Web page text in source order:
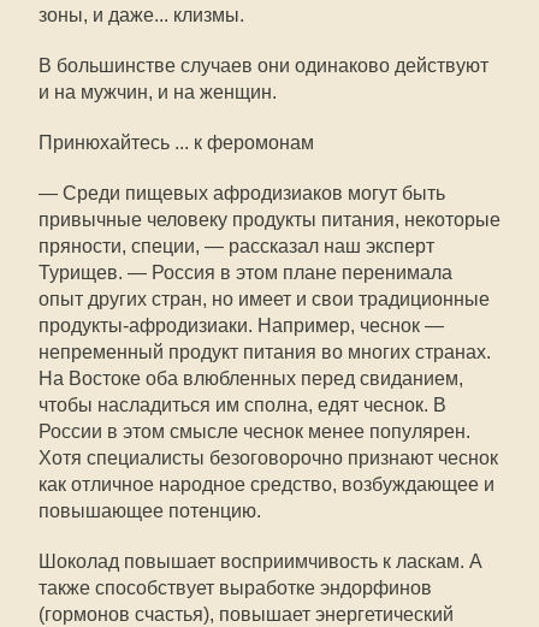
зоны, и даже... клизмы.
В большинстве случаев они одинаково действуют
и на мужчин, и на женщин.
Принюхайтесь ... к феромонам
— Среди пищевых афродизиаков могут быть
привычные человеку продукты питания, некоторые
пряности, специи, — рассказал наш эксперт
Турищев. — Россия в этом плане перенимала
опыт других стран, но имеет и свои традиционные
продукты-афродизиаки. Например, чеснок —
непременный продукт питания во многих странах.
На Востоке оба влюбленных перед свиданием,
чтобы насладиться им сполна, едят чеснок. В
России в этом смысле чеснок менее популярен.
Хотя специалисты безоговорочно признают чеснок
как отличное народное средство, возбуждающее и
повышающее потенцию.
Шоколад повышает восприимчивость к ласкам. А
также способствует выработке эндорфинов
(гормонов счастья), повышает энергетический